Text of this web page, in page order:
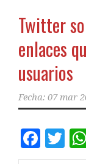
Twitter
enlaces
usuarios
Fecha: 07 mar